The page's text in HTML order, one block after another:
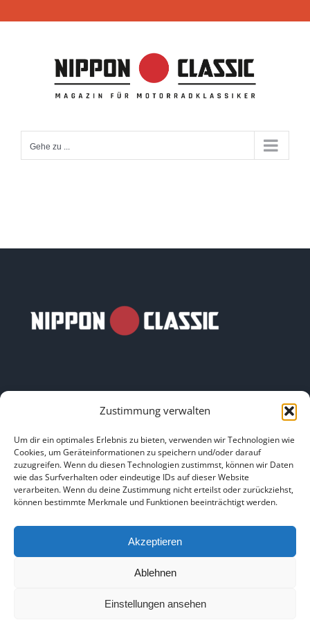
Zustimmung verwalten
Um dir ein optimales Erlebnis zu bieten, verwenden wir Technologien wie
Cookies, um Geräteinformationen zu speichern und/oder darauf
zuzugreifen. Wenn du diesen Technologien zustimmst, können wir Daten
wie das Surfverhalten oder eindeutige IDs auf dieser Website
verarbeiten. Wenn du deine Zustimmung nicht erteilst oder zurückziehst,
können bestimmte Merkmale und Funktionen beeinträchtigt werden.
Akzeptieren
Ablehnen
Einstellungen ansehen
Inhalt
Gehe zu ...
HOME|ÜBER UNS|IMPRESSUM |DATENSCHUTZ
BILDNACHWEISE
Copyright 2025